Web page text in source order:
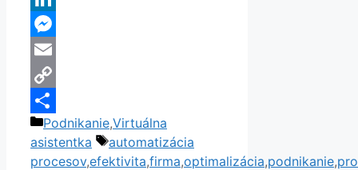
LinkedIn
Messenger
Email
Copy
Link
Share
Kategórie
Podnikanie,Virtuálna
asistentka
Značky
automatizácia
procesov,efektivita,firma,optimalizácia,podnikanie,